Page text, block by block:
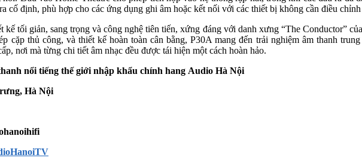
cố định, phù hợp cho các ứng dụng ghi âm hoặc kết nối với các thiết bị không cần điều
tối giản, sang trọng và công nghệ tiên tiến, xứng đáng với danh xưng “The Conductor”
cặp thủ công, và thiết kế hoàn toàn cân bằng, P30A mang đến trải nghiệm âm thanh
nơi mà từng chi tiết âm nhạc đều được tái hiện một cách hoàn hảo.
nổi tiếng thế giới nhập khẩu chính hang Audio Hà Nội
Hà Nội